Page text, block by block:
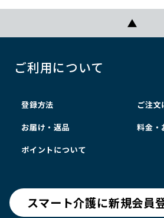
ご利用について
登録方法 ご注文
お届け・返品 料金・
ポイントについて
スマート介護に新規会員